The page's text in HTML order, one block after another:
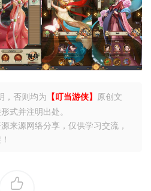
，否则均为 【叮当游侠】
原创文
式并注明出处。
来源网络分享，仅供学习交流，